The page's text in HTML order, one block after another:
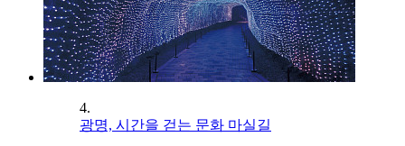
4.
광명, 시간을 걷는 문화 마실길